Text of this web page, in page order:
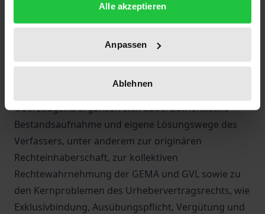
Alle akzeptieren
Anpassen
Ablehnen
Rechtsübertragung auf dem Gebiet des
musikalischen Urhebervertragsrechts im
Tonträgergeschäft auf. Die Untersuchung geht
Überzeugend ergänzen sich dabei authentische
Bestandsaufnahme und eigene Lösungswege des
Verfassers, unter anderem zur originären
Rechteinhaberschaft, zur kollektiven
Rechtewahrnehmung der GEMA und GVL sowie zu
den Kernproblemen des Urhebervertragsrechts, wie
Exklusivbindung, Ausübungspflicht, Vergütung und